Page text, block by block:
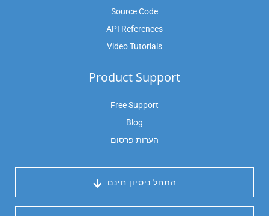
Source Code
API References
Video Tutorials
Product Support
Free Support
Blog
הערות פרסום
התחל ניסיון חינם